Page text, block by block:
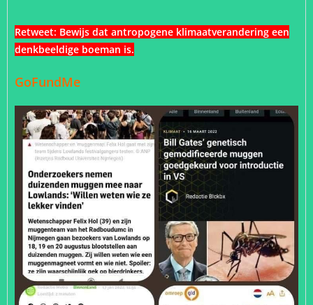
Retweet: Bewijs dat antropogene klimaatverandering een
denkbeeldige boeman is.
GoFundMe